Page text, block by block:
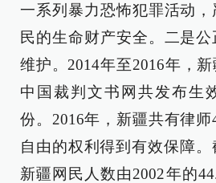
一系列暴力恐怖犯罪活动，
民的生命财产安全。二是
维护。2014年至2016年，
中国裁判文书网共发布生
份。2016年，新疆共有律
自由的权利得到有效保障。
新疆网民人数由2002年的